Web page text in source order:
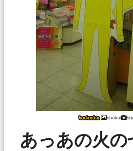
shokai
あっあの火の